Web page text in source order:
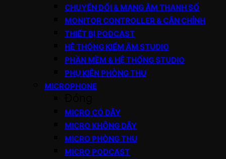
CHUYỂN ĐỔI & MẠNG ÂM THANH SỐ
MONITOR CONTROLLER & CÂN CHỈNH
THIẾT BỊ PODCAST
HỆ THỐNG KIỂM ÂM STUDIO
PHẦN MỀM & HỆ THỐNG STUDIO
PHỤ KIỆN PHÒNG THU
MICROPHONE
MICRO CÓ DÂY
MICRO KHÔNG DÂY
MICRO PHÒNG THU
MICRO PODCAST